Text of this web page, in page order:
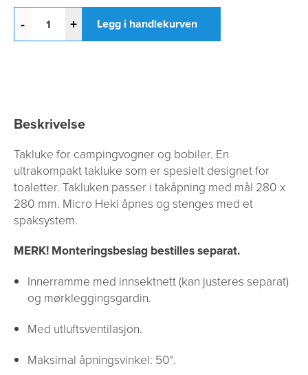
- + Legg i handlekurven
Beskrivelse
Takluke for campingvogner og bobiler. En
ultrakompakt takluke som er spesielt designet for
toaletter. Takluken passer i takåpning med mål 280 x
280 mm. Micro Heki åpnes og stenges med et
spaksystem.
MERK! Monteringsbeslag bestilles separat.
Innerramme med innsektnett (kan justeres separat)
og mørkleggingsgardin.
Med utluftsventilasjon.
Maksimal åpningsvinkel: 50°.